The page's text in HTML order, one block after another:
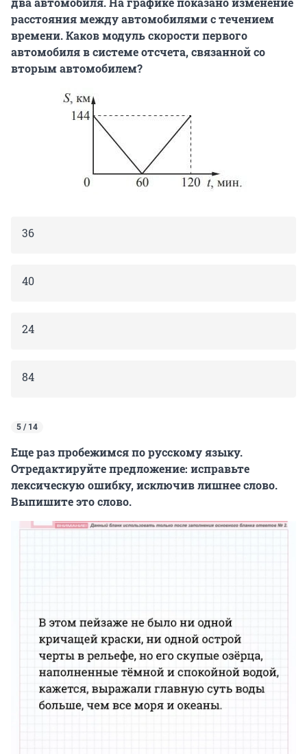
расстояния между автомобилями с течением
времени. Каков модуль скорости первого
автомобиля в системе отсчета, связанной со
вторым автомобилем?
36
40
24
84
5 / 14
Еще раз пробежимся по русскому языку.
Отредактируйте предложение: исправьте
лексическую ошибку, исключив лишнее слово.
Выпишите это слово.